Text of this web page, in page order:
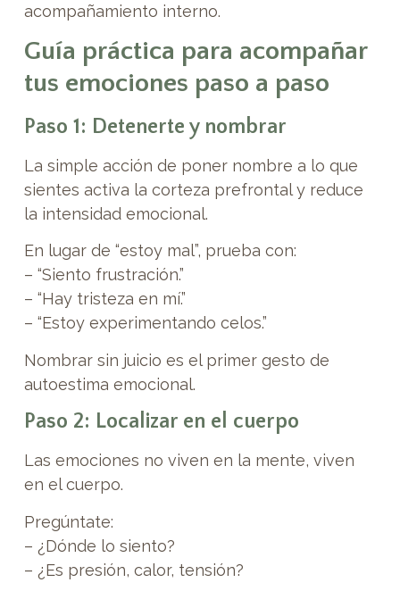
acompañamiento interno.
Guía práctica para acompañar
tus emociones paso a paso
Paso 1: Detenerte y nombrar
La simple acción de poner nombre a lo que
sientes activa la corteza prefrontal y reduce
la intensidad emocional.
En lugar de “estoy mal”, prueba con:
– “Siento frustración.”
– “Hay tristeza en mí.”
– “Estoy experimentando celos.”
Nombrar sin juicio es el primer gesto de
autoestima emocional.
Paso 2: Localizar en el cuerpo
Las emociones no viven en la mente, viven
en el cuerpo.
Pregúntate:
– ¿Dónde lo siento?
– ¿Es presión, calor, tensión?